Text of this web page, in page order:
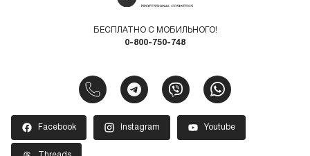
БЕСПЛАТНО С МОБИЛЬНОГО!
0-800-750-748
Facebook Instagram Youtube